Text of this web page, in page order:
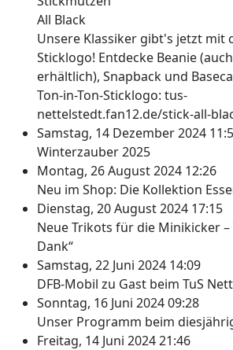
Unsere Klassiker gibt's jetzt mit
Sticklogo! Entdecke Beanie
erhältlich), Snapback und
Ton-in-Ton-Sticklogo: tus-
nettelstedt.fan12.de/stick-all-
Samstag, 14 Dezember 2024
Winterzauber 2025
Montag, 26 August 2024 12:26
Neu im Shop: Die Kollektion
Dienstag, 20 August 2024 17:15
Neue Trikots für die Minikicker –
Dank“
Samstag, 22 Juni 2024 14:09
DFB-Mobil zu Gast beim TuS
Sonntag, 16 Juni 2024 09:28
Unser Programm beim
Freitag, 14 Juni 2024 21:46